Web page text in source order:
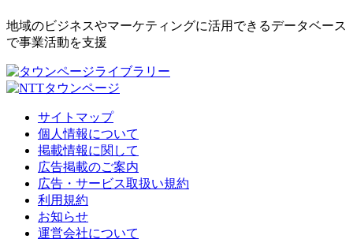
地域のビジネスやマーケティングに活用できるデータベース
で事業活動を支援
サイトマップ
個人情報について
掲載情報に関して
広告掲載のご案内
広告・サービス取扱い規約
利用規約
お知らせ
運営会社について